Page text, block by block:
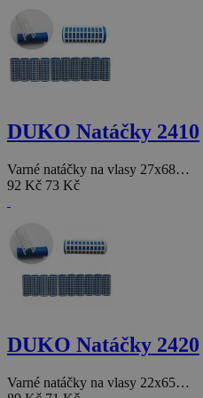
DUKO Natáčky 2410
Varné natáčky na vlasy 27x68…
92 Kč 73 Kč
DUKO Natáčky 2420
Varné natáčky na vlasy 22x65…